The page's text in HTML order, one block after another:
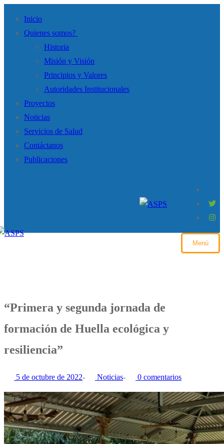
Inicio
Quienes somos?
Historia
Misión y Visión
Principios y Valores
Autoridades Institucionales
Proyectos
Noticias
Servicios de Salud
Contáctanos
Publicaciones
Menú
“Primera y segunda jornada de
formación de Huella ecológica y
resiliencia”
5 de octubre de 2022- Noticias- 0 comentarios